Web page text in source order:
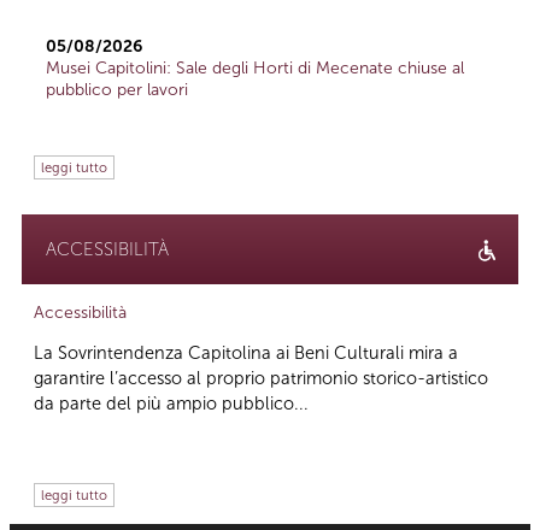
05/08/2026
Musei Capitolini: Sale degli Horti di Mecenate chiuse al
pubblico per lavori
leggi tutto
ACCESSIBILITÀ
Accessibilità
La Sovrintendenza Capitolina ai Beni Culturali mira a
garantire l’accesso al proprio patrimonio storico-artistico
da parte del più ampio pubblico...
leggi tutto